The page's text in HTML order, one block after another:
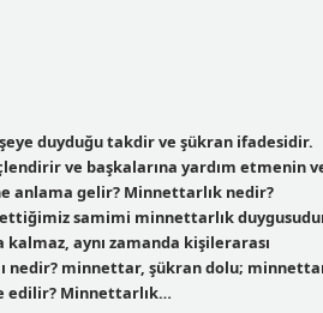
duyduğu takdir ve şükran ifadesidir.
ve başkalarına yardım etmenin
anlama gelir? Minnettarlık nedir?
samimi minnettarlık
aynı zamanda kişilerarası
nedir? minnettar, şükran dolu;
edilir? Minnettarlık…